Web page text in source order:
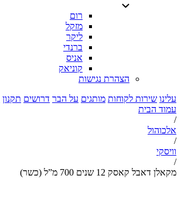
רום
מזקל
ליקר
ברנדי
אניס
קוניאק
הצהרת נגישות
עלינו שירות לקוחות מותגים על הבר דרושים תקנון
עמוד הבית
/
אלכוהול
/
וויסקי
/
מקאלן דאבל קאסק 12 שנים 700 מ”ל (כשר)